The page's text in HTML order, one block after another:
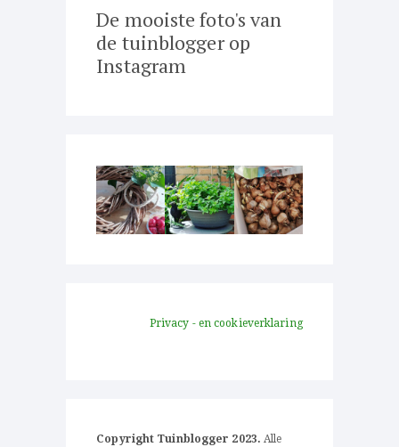
De mooiste foto's van
de tuinblogger op
Instagram
Privacy - en cookieverklaring
Copyright Tuinblogger 2023. Alle